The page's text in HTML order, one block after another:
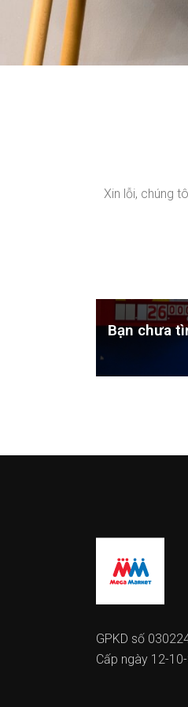
Xin lỗi, chúng
Bạn chưa
GPKD số
Cấp ngày 12-